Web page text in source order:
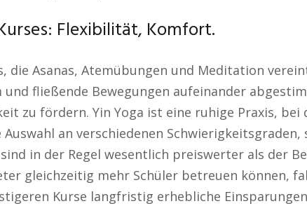
Flexibilität, Komfort.
die Asanas, Atemübungen und Meditation
fließende Bewegungen aufeinander
zu fördern. Yin Yoga ist eine ruhige Praxis,
an verschiedenen
in der Regel wesentlich preiswerter als der
gleichzeitig mehr Schüler betreuen können,
Kurse langfristig erhebliche